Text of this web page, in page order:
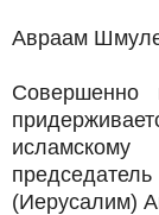
Авраам
Совершенно
(Иерусалим)